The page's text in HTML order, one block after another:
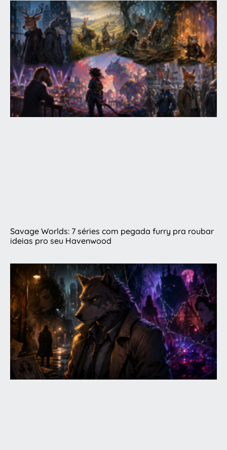
Savage Worlds: 7 séries com pegada furry pra roubar
ideias pro seu Havenwood